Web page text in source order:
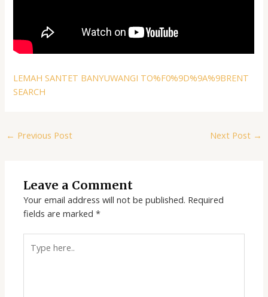
LEMAH SANTET BANYUWANGI TO%F0%9D%9A%9BRENT
SEARCH
← Previous Post Next Post →
Leave a Comment
Your email address will not be published. Required
fields are marked*
here..